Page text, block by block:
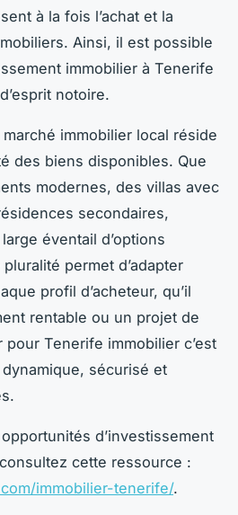
à la fois l’achat et la
Ainsi, il est possible
immobilier à Tenerife
notoire.
marché immobilier local réside
des biens disponibles. Que
modernes, des villas avec
secondaires,
éventail d’options
permet d’adapter
profil d’acheteur, qu’il
rentable ou un projet de
Tenerife immobilier c’est
sécurisé et
d’investissement
cette ressource :
immobilier-tenerife/.